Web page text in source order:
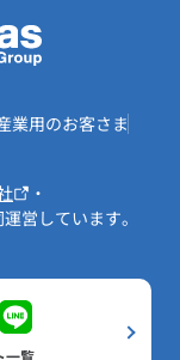
業用のお客さま
・
営しています。
一覧